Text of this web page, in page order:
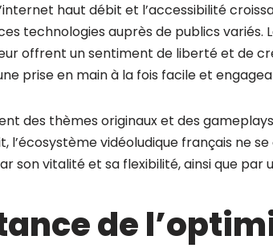
haut débit et l’accessibilité
technologies auprès de publics variés.
offrent un sentiment de liberté et de
prise en main à la fois facile et
des thèmes originaux et des
l’écosystème vidéoludique français ne
son vitalité et sa flexibilité, ainsi que par
de